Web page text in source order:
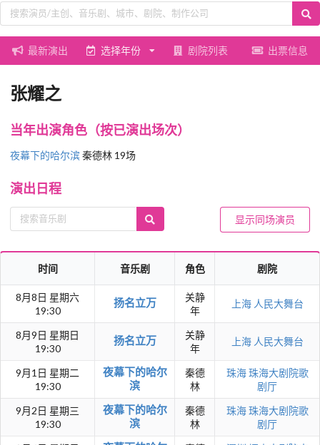
最新演出 选择年份 剧院列表 出票信息
张耀之
当年出演角色（按已演出场次）
夜幕下的哈尔滨秦德林 19场
演出日程
显示同场演员
时间 音乐剧 角色 剧院
8月8日 星期六
19:30
扬名立万
关静
年
上海 人民大舞台
8月9日 星期日
19:30
扬名立万
关静
年
上海 人民大舞台
9月1日 星期二
19:30
夜幕下的哈尔
滨
秦德
林
珠海珠海大剧院歌
剧厅
9月2日 星期三
19:30
夜幕下的哈尔
滨
秦德
林
珠海珠海大剧院歌
剧厅